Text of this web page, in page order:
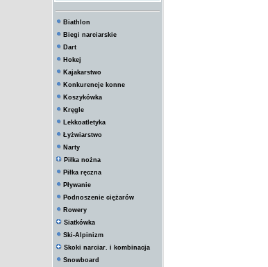
Biathlon
Biegi narciarskie
Dart
Hokej
Kajakarstwo
Konkurencje konne
Koszykówka
Kręgle
Lekkoatletyka
Łyżwiarstwo
Narty
Piłka nożna
Piłka ręczna
Pływanie
Podnoszenie ciężarów
Rowery
Siatkówka
Ski-Alpinizm
Skoki narciar. i kombinacja
Snowboard